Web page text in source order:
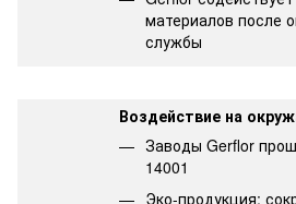
материалов после
службы
Воздействие на
Заводы Gerflor
14001
Эко-продукция: